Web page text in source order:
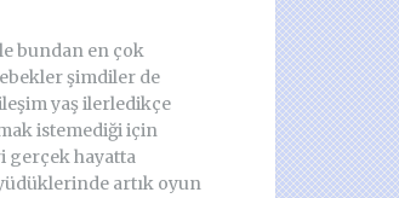
bundan en çok
şimdiler de
yaş ilerledikçe
istemediği için
gerçek hayatta
artık oyun